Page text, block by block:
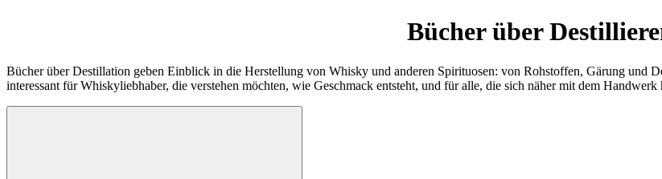
Bücher über
Bücher über Destillation geben Einblick in die Herstellung von Whisky und anderen Spirituosen: von Rohstoffen, Gärung und
interessant für Whiskyliebhaber, die verstehen möchten, wie Geschmack entsteht, und für alle, die sich näher mit dem